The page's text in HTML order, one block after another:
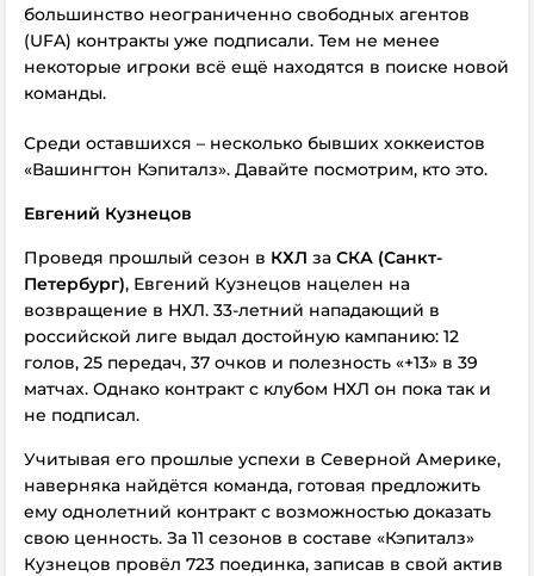
большинство неограниченно свободных агентов
(UFA) контракты уже подписали. Тем не менее
некоторые игроки всё ещё находятся в поиске новой
команды.
Среди оставшихся – несколько бывших хоккеистов
«Вашингтон Кэпиталз». Давайте посмотрим, кто это.
Евгений Кузнецов
Проведя прошлый сезон в КХЛ за СКА (Санкт-
Петербург), Евгений Кузнецов нацелен на
возвращение в НХЛ. 33-летний нападающий в
российской лиге выдал достойную кампанию: 12
голов, 25 передач, 37 очков и полезность «+13» в 39
матчах. Однако контракт с клубом НХЛ он пока так и
не подписал.
Учитывая его прошлые успехи в Северной Америке,
наверняка найдётся команда, готовая предложить
ему однолетний контракт с возможностью доказать
свою ценность. За 11 сезонов в составе «Кэпиталз»
Кузнецов провёл 723 поединка, записав в свой актив